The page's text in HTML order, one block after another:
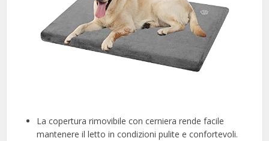
La copertura rimovibile con cerniera rende facile
mantenere il letto in condizioni pulite e confortevoli.